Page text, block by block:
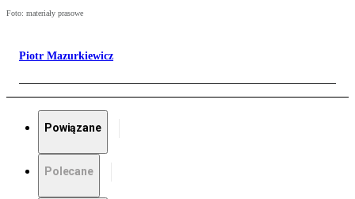
Foto: materiały prasowe
Piotr Mazurkiewicz
Powiązane
Polecane